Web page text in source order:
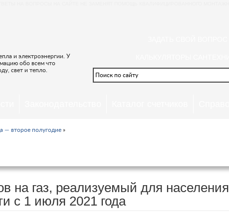
и электроэнергии. У
обо всем что
свет и тепло.
— второе полугодие »
на газ, реализуемый для населения
с 1 июля 2021 года